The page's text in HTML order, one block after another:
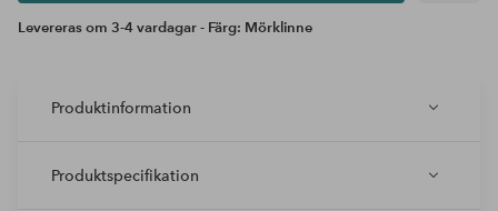
Levereras om 3-4 vardagar - Färg: Mörklinne
Produktinformation
Produktspecifikation